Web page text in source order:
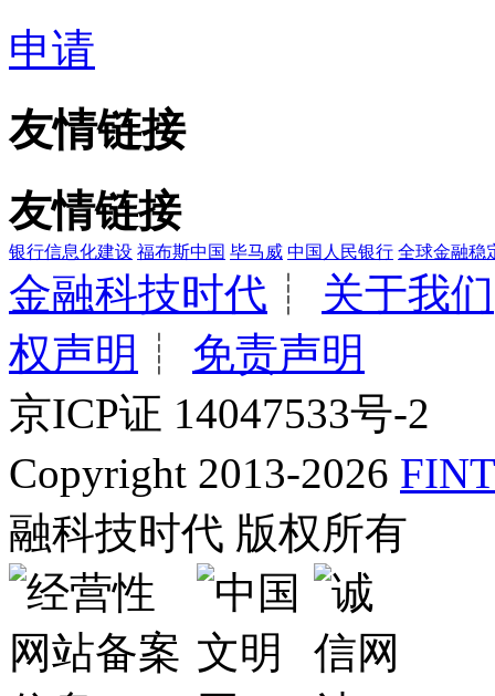
申请
友情链接
友情链接
银行信息化建设 福布斯中国 毕马威 中国人民银行 全球金融稳
金融科技时代 ┊ 关于我们
权声明 ┊ 免责声明
京ICP证 14047533号-2
Copyright 2013-2026
融科技时代 版权所有